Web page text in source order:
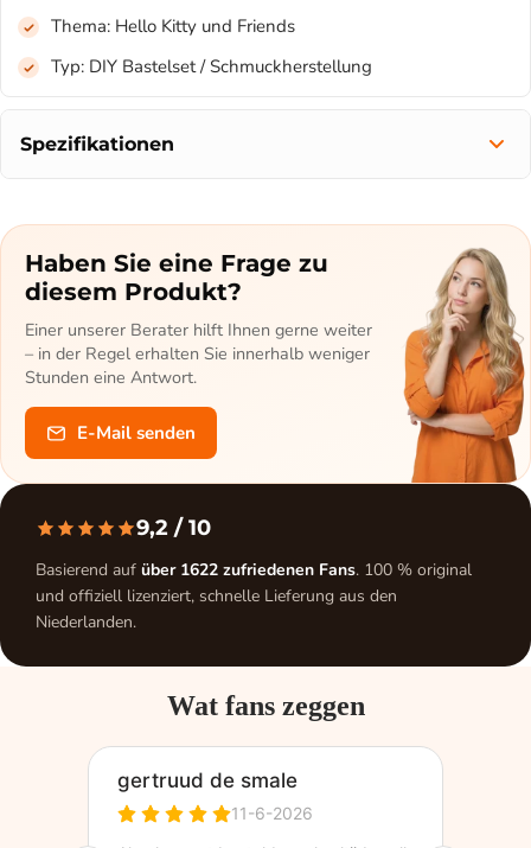
Thema: Hello Kitty und Friends
Typ: DIY Bastelset / Schmuckherstellung
Spezifikationen
Haben Sie eine Frage zu
diesem Produkt?
Einer unserer Berater hilft Ihnen gerne weiter
– in der Regel erhalten Sie innerhalb weniger
Stunden eine Antwort.
E-Mail senden
9,2 / 10
Basierend auf über 1622 zufriedenen Fans. 100 % original
und offiziell lizenziert, schnelle Lieferung aus den
Niederlanden.
Wat fans zeggen